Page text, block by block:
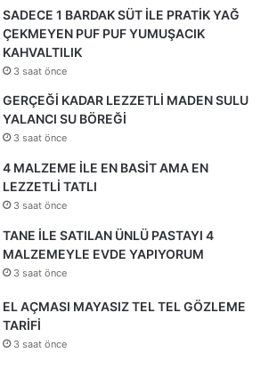
SADECE 1 BARDAK SÜT İLE PRATİK YAĞ
ÇEKMEYEN PUF PUF YUMUŞACIK
KAHVALTILIK
3 saat önce
GERÇEĞİ KADAR LEZZETLİ MADEN SULU
YALANCI SU BÖREĞİ
3 saat önce
4 MALZEME İLE EN BASİT AMA EN
LEZZETLİ TATLI
3 saat önce
TANE İLE SATILAN ÜNLÜ PASTAYI 4
MALZEMEYLE EVDE YAPIYORUM
3 saat önce
EL AÇMASI MAYASIZ TEL TEL GÖZLEME
TARİFİ
3 saat önce